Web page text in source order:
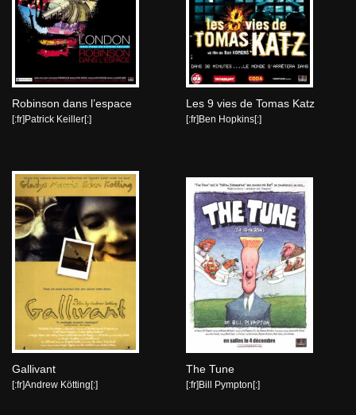
Robinson dans l’espace
[:fr]Patrick Keiller[:]
Les 9 vies de Tomas Katz
[:fr]Ben Hopkins[:]
Gallivant
[:fr]Andrew Kötting[:]
The Tune
[:fr]Bill Pympton[:]